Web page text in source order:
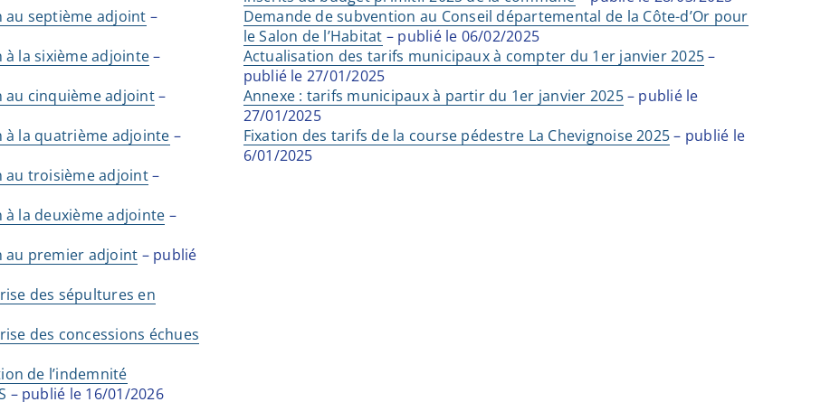
septième adjoint –
la sixième adjointe–
cinquième adjoint–
la quatrième adjointe –
troisième adjoint–
la deuxième adjointe –
premier adjoint – publié
des sépultures en
des concessions échues
de l’indemnité
– publié le 16/01/2026
Demande de subvention au Conseil départemental de la Côte-d’Or pour
le Salon de l’Habitat – publié le 06/02/2025
Actualisation des tarifs municipaux à compter du 1er janvier 2025–
publié le 27/01/2025
Annexe : tarifs municipaux à partir du 1er janvier 2025– publié le
27/01/2025
Fixation des tarifs de la course pédestre La Chevignoise 2025– publié le
6/01/2025